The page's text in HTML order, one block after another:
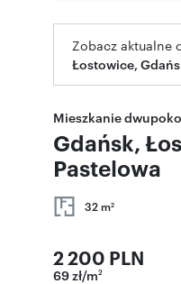
Zobacz aktualne
Łostowice,
Mieszkanie
Gdańsk,
Pastelowa
32 m2
2 200 PLN
69 zł/m2